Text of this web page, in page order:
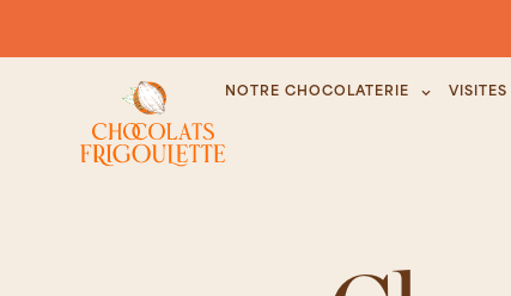
NOTRE CHOCOLATERIE VISITES